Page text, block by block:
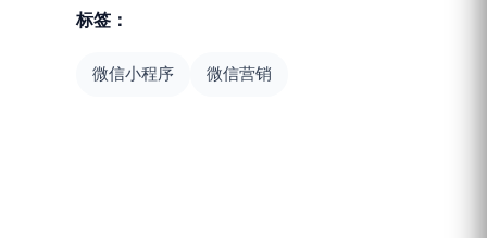
标签：
微信小程序 微信营销